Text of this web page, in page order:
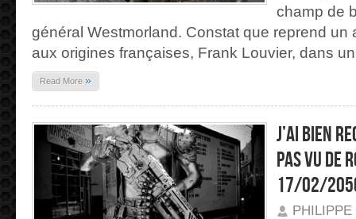
champ de
général Westmorland. Constat que reprend un
aux origines françaises, Frank Louvier, dans un
Read More »
J’ai bien
pas vu
17/02/